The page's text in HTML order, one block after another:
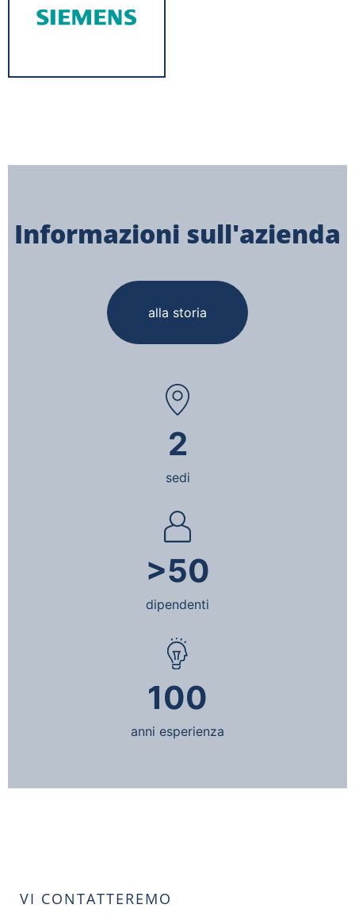
Informazioni sull'azienda
alla storia
2
sedi
>50
dipendenti
100
anni esperienza
VI CONTATTEREMO